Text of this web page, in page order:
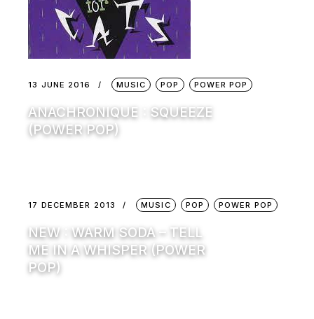
13 JUNE 2016 MUSIC POP POWER POP
ANACHRONIQUE : SQUEEZE
(POWER POP)
17 DECEMBER 2013 MUSIC POP POWER POP
NEW : WARM SODA – TELL
ME IN A WHISPER (POWER
POP)